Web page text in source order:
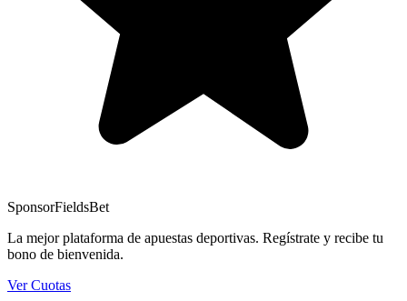
SponsorFieldsBet
La mejor plataforma de apuestas deportivas. Regístrate y recibe tu
bono de bienvenida.
Ver Cuotas